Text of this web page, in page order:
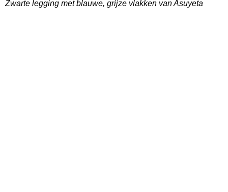
Zwarte legging met blauwe, grijze vlakken van Asuyeta